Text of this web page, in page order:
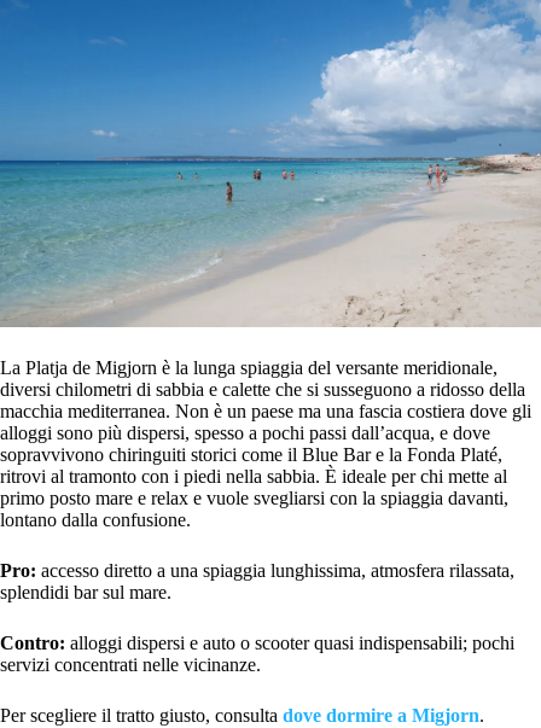
La Platja de Migjorn è la lunga spiaggia del versante meridionale,
diversi chilometri di sabbia e calette che si susseguono a ridosso della
macchia mediterranea. Non è un paese ma una fascia costiera dove gli
alloggi sono più dispersi, spesso a pochi passi dall’acqua, e dove
sopravvivono chiringuiti storici come il Blue Bar e la Fonda Platé,
ritrovi al tramonto con i piedi nella sabbia. È ideale per chi mette al
primo posto mare e relax e vuole svegliarsi con la spiaggia davanti,
lontano dalla confusione.
Pro: accesso diretto a una spiaggia lunghissima, atmosfera rilassata,
splendidi bar sul mare.
Contro: alloggi dispersi e auto o scooter quasi indispensabili; pochi
servizi concentrati nelle vicinanze.
Per scegliere il tratto giusto, consulta dove dormire a Migjorn.